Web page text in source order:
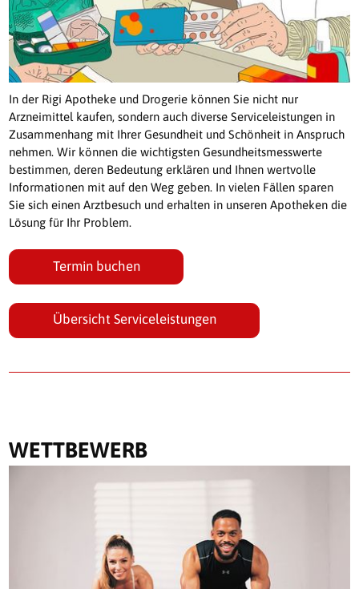
In der Rigi Apotheke und Drogerie können Sie nicht nur
Arzneimittel kaufen, sondern auch diverse Serviceleistungen in
Zusammenhang mit Ihrer Gesundheit und Schönheit in Anspruch
nehmen. Wir können die wichtigsten Gesundheitsmesswerte
bestimmen, deren Bedeutung erklären und Ihnen wertvolle
Informationen mit auf den Weg geben. In vielen Fällen sparen
Sie sich einen Arztbesuch und erhalten in unseren Apotheken die
Lösung für Ihr Problem.
Termin buchen
Übersicht Serviceleistungen
WETTBEWERB